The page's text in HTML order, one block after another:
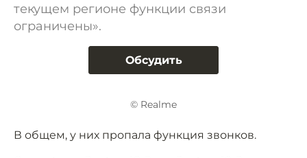
текущем регионе функции связи
ограничены».
Обсудить
© Realme
В общем, у них пропала функция звонков.